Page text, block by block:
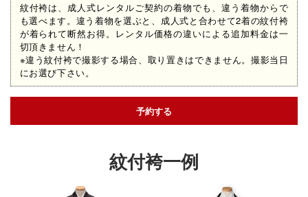
紋付袴は、成人式レンタルご契約の着物でも、違う着物からで
も選べます。違う着物を選ぶと、成人式と合わせて2着の紋付袴
が着られて断然お得。レンタル価格の違いによる追加料金は一
切頂きません！
※違う紋付袴で撮影する場合、取り置きはできません。撮影当日
にお選び下さい。
予約する
紋付袴一例